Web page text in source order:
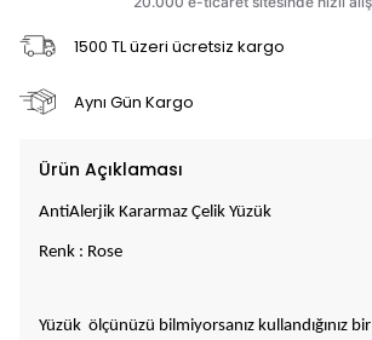
1500 TL üzeri ücretsiz kargo
Aynı Gün Kargo
Ürün Açıklaması
AntiAlerjik Kararmaz Çelik Yüzük
Renk : Rose
Yüzük ölçünüzü bilmiyorsanız kullandığınız